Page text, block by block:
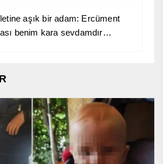
aşık bir adam: Ercüment
benim kara sevdamdır…